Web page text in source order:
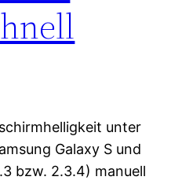
unter
Galaxy S und
bzw. 2.3.4) manuell